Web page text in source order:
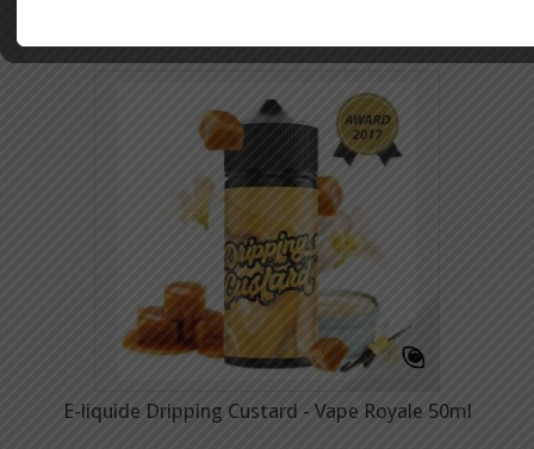
E-liquide Dripping Custard - Vape Royale 50ml